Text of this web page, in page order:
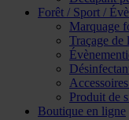
Forêt / Sport /
Marquage
Traçage de
Produit de
Boutique en ligne